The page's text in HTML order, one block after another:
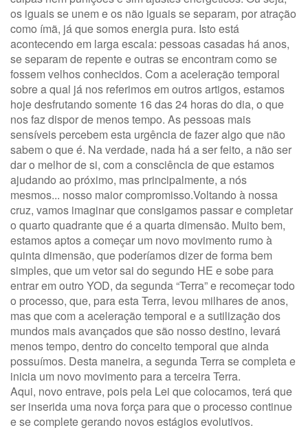
os iguais se unem e os não iguais se separam, por atração
como ímã, já que somos energia pura. Isto está
acontecendo em larga escala: pessoas casadas há anos,
se separam de repente e outras se encontram como se
fossem velhos conhecidos. Com a aceleração temporal
sobre a qual já nos referimos em outros artigos, estamos
hoje desfrutando somente 16 das 24 horas do dia, o que
nos faz dispor de menos tempo. As pessoas mais
sensíveis percebem esta urgência de fazer algo que não
sabem o que é. Na verdade, nada há a ser feito, a não ser
dar o melhor de si, com a consciência de que estamos
ajudando ao próximo, mas principalmente, a nós
mesmos... nosso maior compromisso.Voltando à nossa
cruz, vamos imaginar que consigamos passar e completar
o quarto quadrante que é a quarta dimensão. Muito bem,
estamos aptos a começar um novo movimento rumo à
quinta dimensão, que poderíamos dizer de forma bem
simples, que um vetor sai do segundo HE e sobe para
entrar em outro YOD, da segunda “Terra” e recomeçar todo
o processo, que, para esta Terra, levou milhares de anos,
mas que com a aceleração temporal e a sutilização dos
mundos mais avançados que são nosso destino, levará
menos tempo, dentro do conceito temporal que ainda
possuímos. Desta maneira, a segunda Terra se completa e
inicia um novo movimento para a terceira Terra.
Aqui, novo entrave, pois pela Lei que colocamos, terá que
ser inserida uma nova força para que o processo continue
e se complete gerando novos estágios evolutivos.